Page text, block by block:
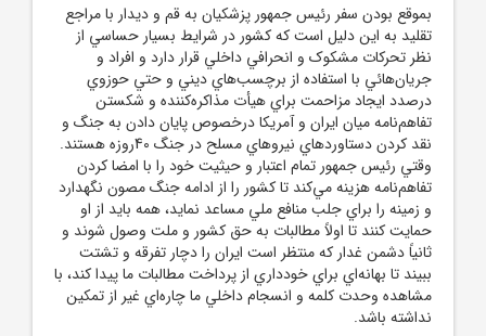
بموقع بودن سفر رئيس ‌جمهور پزشکيان به قم و ديدار با مراجع
تقليد به اين دليل است که کشور در شرايط بسيار حساسي از
نظر تحرکات مشکوک و انحرافي داخلي قرار دارد و افراد و
جريان‌هائي با استفاده از برچسب‌هاي ديني و حتي حوزوي
درصدد ايجاد مزاحمت براي هيأت مذاکره‌کننده و شکستن
تفاهم‌نامه ميان ايران و آمريکا درخصوص پايان دادن به جنگ و
نقد کردن دستاوردهاي نيروهاي مسلح در جنگ 40روزه هستند.
وقتي رئيس ‌جمهور تمام اعتبار و حيثيت خود را با امضا کردن
تفاهم‌نامه هزينه مي‌کند تا کشور را از ادامه جنگ مصون نگهدارد
و زمينه را براي جلب منافع ملي مساعد نمايد، همه بايد از او
حمايت کنند تا اولاً مطالبات به حق کشور و ملت وصول شوند و
ثانياً دشمن غدار که منتظر است ايران را دچار تفرقه و تشتت
ببيند تا بهانه‌اي براي خودداري از پرداخت مطالبات ما پيدا کند، با
مشاهده وحدت کلمه و انسجام داخلي ما چاره‌اي غير از تمکين
نداشته باشد.